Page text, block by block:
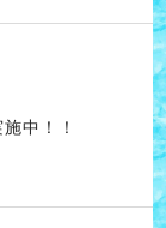
中！！